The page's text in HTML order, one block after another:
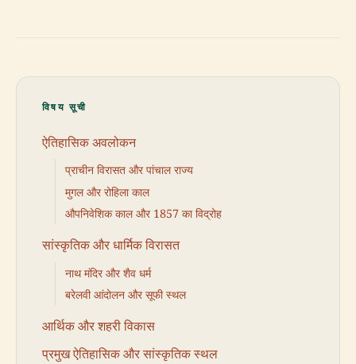
विषय सूची
ऐतिहासिक अवलोकन
प्राचीन विरासत और पांचाल राज्य
मुगल और रोहिला काल
औपनिवेशिक काल और 1857 का विद्रोह
सांस्कृतिक और धार्मिक विरासत
नाथ मंदिर और शैव धर्म
बरेलवी आंदोलन और सूफी स्थल
आर्थिक और शहरी विकास
प्रमुख ऐतिहासिक और सांस्कृतिक स्थल